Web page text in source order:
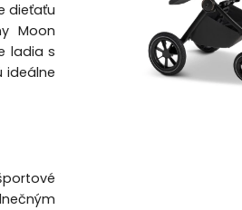
dieťaťu
Moon
ladia s
ideálne